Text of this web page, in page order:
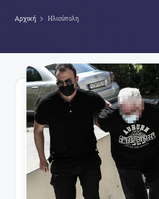
Αρχική Ηλιούπολη